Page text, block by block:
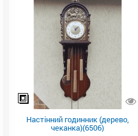
Настінний годинник (дерево,
чеканка)(6506)